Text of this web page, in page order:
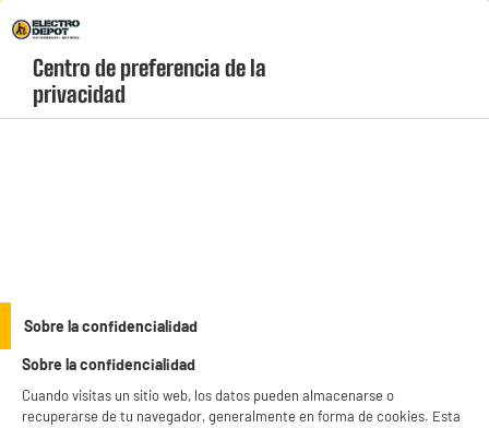
Menú
geolocation-header-icon-text
account
LEGANÉS, MADRID
product_list_sticky_button_Filter
Rechazar todas
DEPOT
Centro de preferencia de la
privacidad
Sobre la confidencialidad
Sobre la confidencialidad
Cuando visitas un sitio web, los datos pueden almacenarse o
recuperarse de tu navegador, generalmente en forma de cookies. Esta